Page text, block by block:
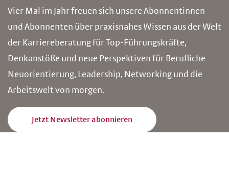
Vier Mal im Jahr freuen sich unsere Abonnentinnen
und Abonnenten über praxisnahes Wissen aus der Welt
der Karriereberatung für Top-Führungskräfte,
Denkanstöße und neue Perspektiven für Berufliche
Neuorientierung, Leadership, Networking und die
Arbeitswelt von morgen.
Jetzt Newsletter abonnieren